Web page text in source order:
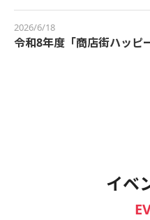
2026/6/18
令和8年度「商店街ハッピ
イベ